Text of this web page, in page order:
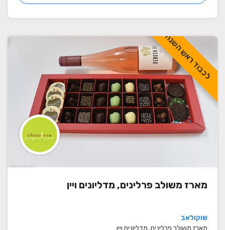
לכבוד ראש השנה
מארז משולב פרלינים, מדליונים ויין
שוקולאב
מארז משולב פרלינים, מדליונים ויין